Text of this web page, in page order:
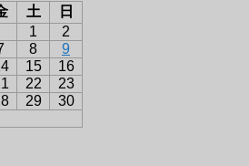
土
日
1
2
8
9
15
16
22
23
29
30